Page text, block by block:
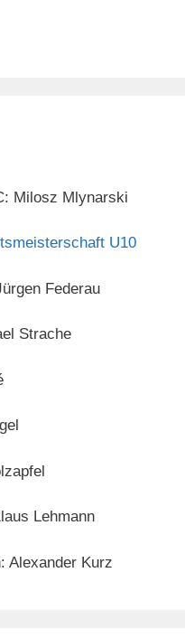
Milosz Mlynarski
U10
Federau
Strache
Lehmann
Alexander Kurz